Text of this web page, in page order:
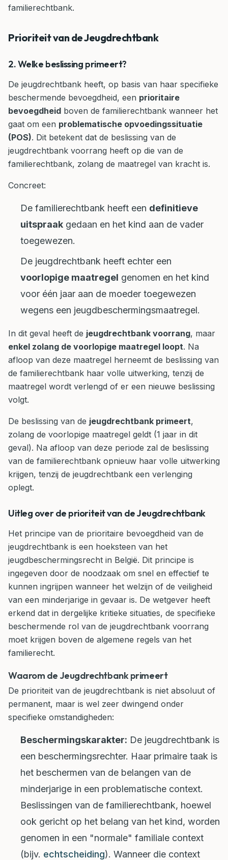
familierechtbank.
Prioriteit van de Jeugdrechtbank
2. Welke beslissing primeert?
De jeugdrechtbank heeft, op basis van haar specifieke
beschermende bevoegdheid, een prioritaire
bevoegdheid boven de familierechtbank wanneer het
gaat om een problematische opvoedingssituatie
(POS). Dit betekent dat de beslissing van de
jeugdrechtbank voorrang heeft op die van de
familierechtbank, zolang de maatregel van kracht is.
Concreet:
De familierechtbank heeft een definitieve
uitspraak gedaan en het kind aan de vader
toegewezen.
De jeugdrechtbank heeft echter een
voorlopige maatregel genomen en het kind
voor één jaar aan de moeder toegewezen
wegens een jeugdbeschermingsmaatregel.
In dit geval heeft de jeugdrechtbank voorrang, maar
enkel zolang de voorlopige maatregel loopt. Na
afloop van deze maatregel herneemt de beslissing van
de familierechtbank haar volle uitwerking, tenzij de
maatregel wordt verlengd of er een nieuwe beslissing
volgt.
De beslissing van de jeugdrechtbank primeert,
zolang de voorlopige maatregel geldt (1 jaar in dit
geval). Na afloop van deze periode zal de beslissing
van de familierechtbank opnieuw haar volle uitwerking
krijgen, tenzij de jeugdrechtbank een verlenging
oplegt.
Uitleg over de prioriteit van de Jeugdrechtbank
Het principe van de prioritaire bevoegdheid van de
jeugdrechtbank is een hoeksteen van het
jeugdbeschermingsrecht in België. Dit principe is
ingegeven door de noodzaak om snel en effectief te
kunnen ingrijpen wanneer het welzijn of de veiligheid
van een minderjarige in gevaar is. De wetgever heeft
erkend dat in dergelijke kritieke situaties, de specifieke
beschermende rol van de jeugdrechtbank voorrang
moet krijgen boven de algemene regels van het
familierecht.
Waarom de Jeugdrechtbank primeert
De prioriteit van de jeugdrechtbank is niet absoluut of
permanent, maar is wel zeer dwingend onder
specifieke omstandigheden:
Beschermingskarakter: De jeugdrechtbank is
een beschermingsrechter. Haar primaire taak is
het beschermen van de belangen van de
minderjarige in een problematische context.
Beslissingen van de familierechtbank, hoewel
ook gericht op het belang van het kind, worden
genomen in een "normale" familiale context
(bijv. echtscheiding). Wanneer die context